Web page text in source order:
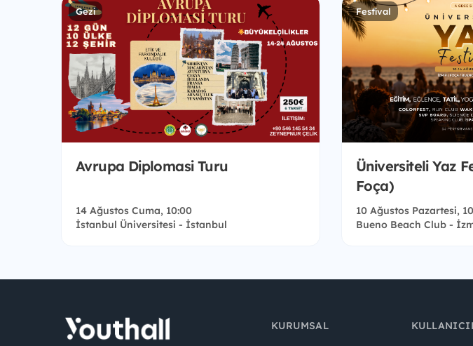
Gezi
Avrupa Diplomasi Turu
14 Ağustos Cuma, 10:00
İstanbul Üniversitesi - İstanbul
Festival
Üniversiteli Yaz
Foça)
10 Ağustos Pazartesi,
Bueno Beach Club -
KURUMSAL